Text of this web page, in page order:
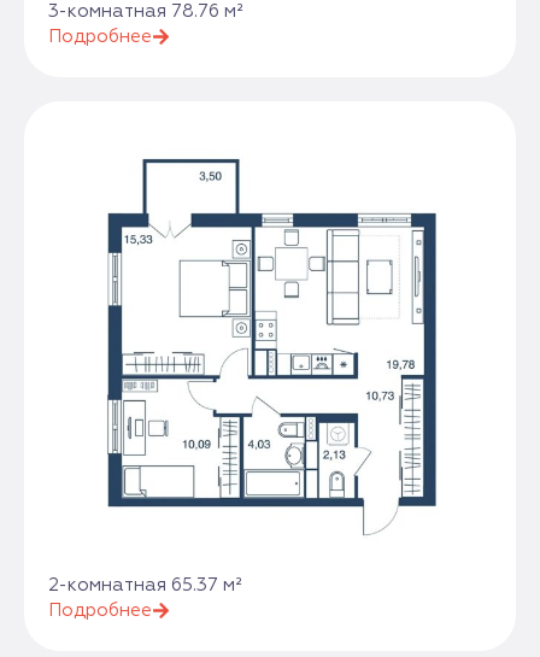
3-комнатная 78.76 м²
Подробнее
2-комнатная 65.37 м²
Подробнее